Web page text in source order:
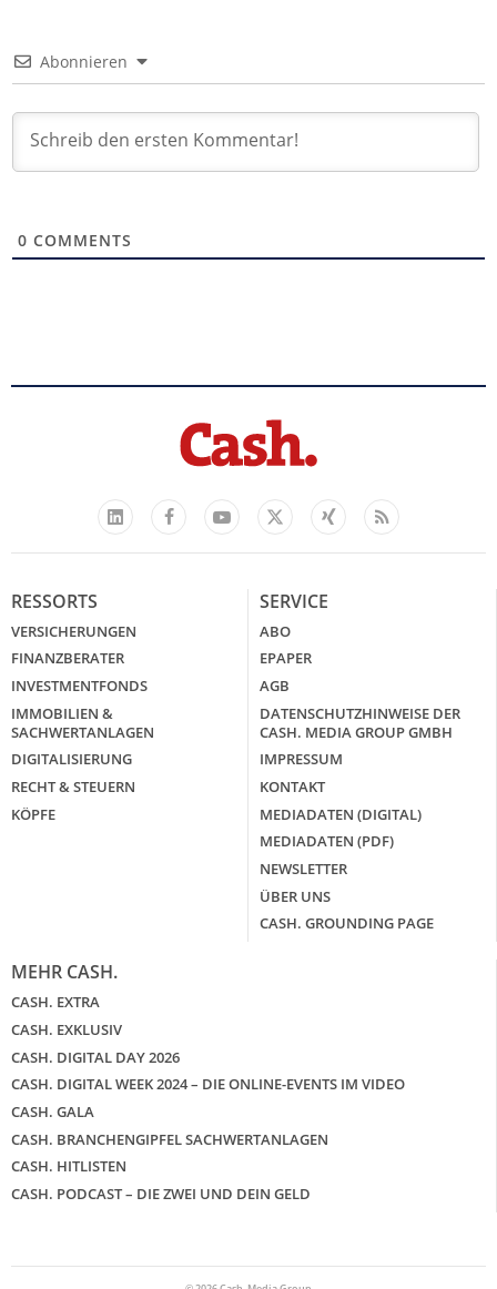
Abonnieren
0 COMMENTS
LinkedIn
FacebookYouTube
X
Xing Feed
RESSORTS
VERSICHERUNGEN
FINANZBERATER
INVESTMENTFONDS
IMMOBILIEN &
SACHWERTANLAGEN
DIGITALISIERUNG
RECHT & STEUERN
KÖPFE
SERVICE
ABO
EPAPER
AGB
DATENSCHUTZHINWEISE DER
CASH. MEDIA GROUP GMBH
IMPRESSUM
KONTAKT
MEDIADATEN (DIGITAL)
MEDIADATEN (PDF)
NEWSLETTER
ÜBER UNS
CASH. GROUNDING PAGE
MEHR CASH.
CASH. EXTRA
CASH. EXKLUSIV
CASH. DIGITAL DAY 2026
CASH. DIGITAL WEEK 2024 – DIE ONLINE-EVENTS IM VIDEO
CASH. GALA
CASH. BRANCHENGIPFEL SACHWERTANLAGEN
CASH. HITLISTEN
CASH. PODCAST – DIE ZWEI UND DEIN GELD